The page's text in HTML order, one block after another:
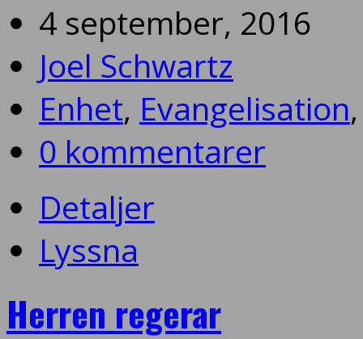
4 september, 2016
Joel Schwartz
Enhet, Evangelisation
0 kommentarer
Detaljer
Lyssna
Herren regerar